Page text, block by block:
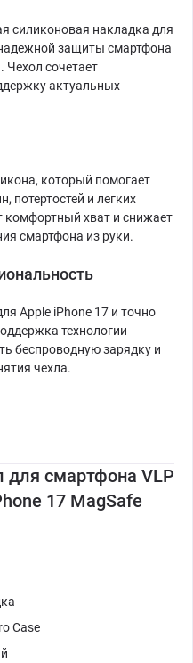
силиконовая накладка для
защиты смартфона
Чехол сочетает
актуальных
который помогает
потертостей и легких
комфортный хват и снижает
смартфона из руки.
Apple iPhone 17 и точно
технологии
беспроводную зарядку и
чехла.
для смартфона VLP
17 MagSafe
Case